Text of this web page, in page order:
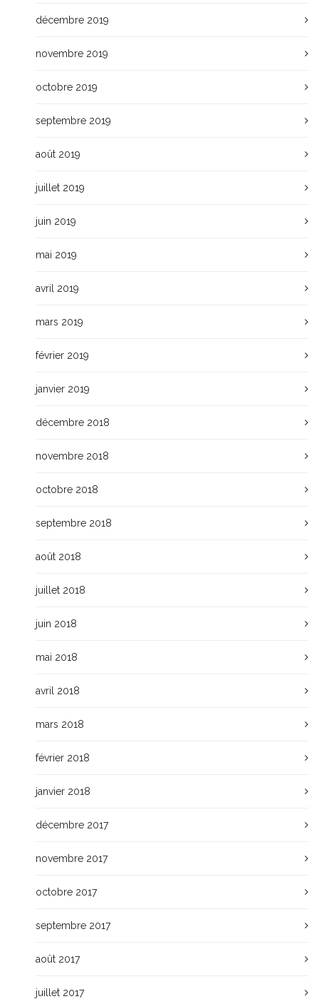
décembre 2019
novembre 2019
octobre 2019
septembre 2019
août 2019
juillet 2019
juin 2019
mai 2019
avril 2019
mars 2019
février 2019
janvier 2019
décembre 2018
novembre 2018
octobre 2018
septembre 2018
août 2018
juillet 2018
juin 2018
mai 2018
avril 2018
mars 2018
février 2018
janvier 2018
décembre 2017
novembre 2017
octobre 2017
septembre 2017
août 2017
juillet 2017